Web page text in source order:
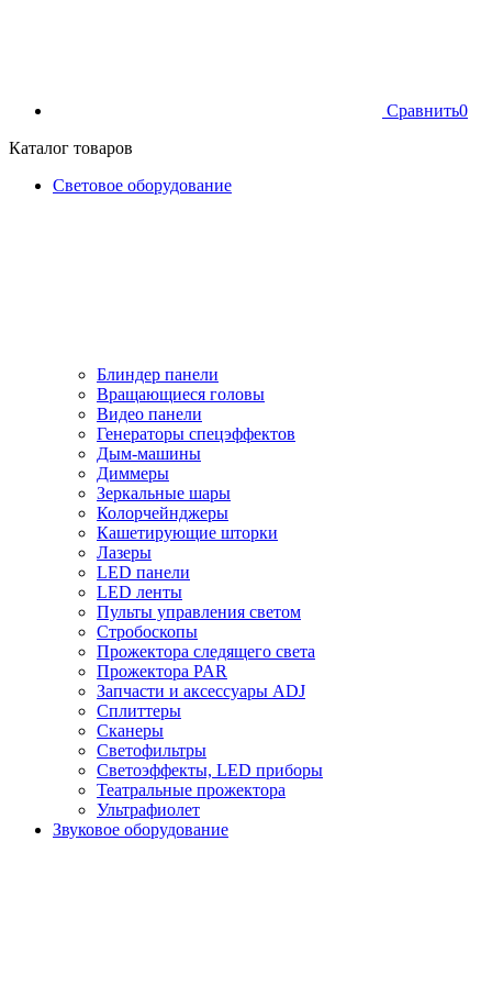
Сравнить0
Каталог товаров
Световое оборудование
Блиндер панели
Вращающиеся головы
Видео панели
Генераторы спецэффектов
Дым-машины
Диммеры
Зеркальные шары
Колорчейнджеры
Кашетирующие шторки
Лазеры
LED панели
LED ленты
Пульты управления светом
Стробоскопы
Прожектора следящего света
Прожектора PAR
Запчасти и аксессуары ADJ
Сплиттеры
Сканеры
Светофильтры
Светоэффекты, LED приборы
Театральные прожектора
Ультрафиолет
Звуковое оборудование